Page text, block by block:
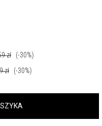
zł
(-30%)
zł (-30%)